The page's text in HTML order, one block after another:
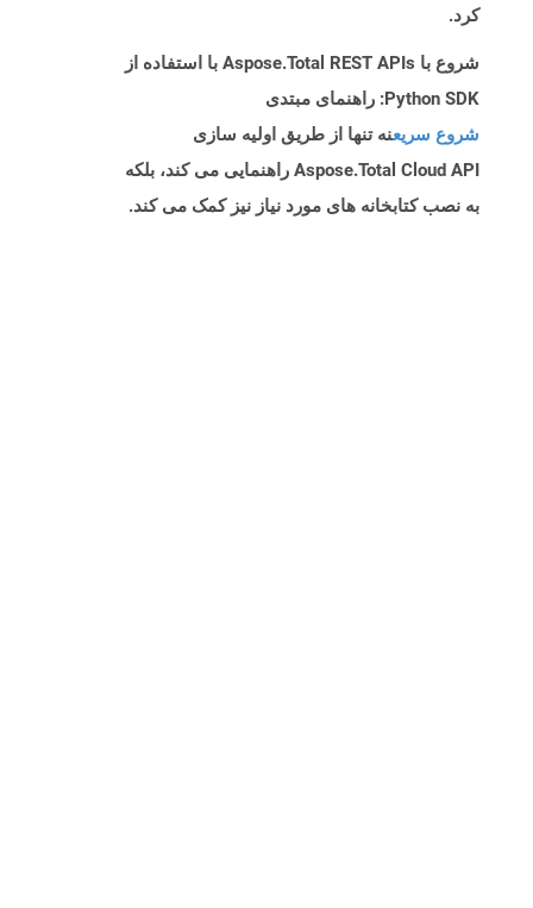
کرد.
شروع با Aspose.Total REST APIs با استفاده از
Python SDK: راهنمای مبتدی
شروع سریعنه تنها از طریق اولیه سازی
Aspose.Total Cloud API راهنمایی می کند، بلکه
به نصب کتابخانه های مورد نیاز نیز کمک می کند.